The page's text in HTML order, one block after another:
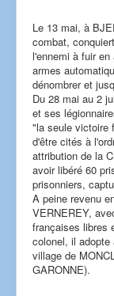
Le 13 mai, à
combat,
l'ennemi à fuir
armes
dénombrer et
Du 28 mai au 2
et ses
"la seule victoire
d'être cités à
attribution de la
avoir libéré 60
prisonniers,
A peine revenu
VERNEREY,
françaises libres
colonel, il adopte
village de
GARONNE).